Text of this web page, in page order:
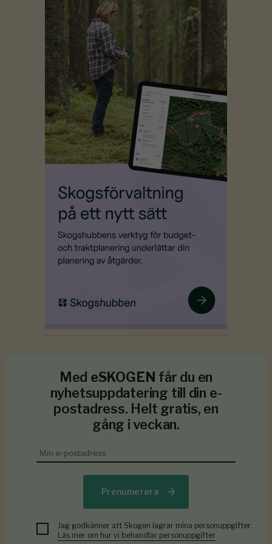
Med eSKOGEN får du en
nyhetsuppdatering till din e-
postadress. Helt gratis, en
gång i veckan.
Prenumerera
Jag godkänner att Skogen lagrar mina personuppgifter.
Läs mer om hur vi behandlar personuppgifter